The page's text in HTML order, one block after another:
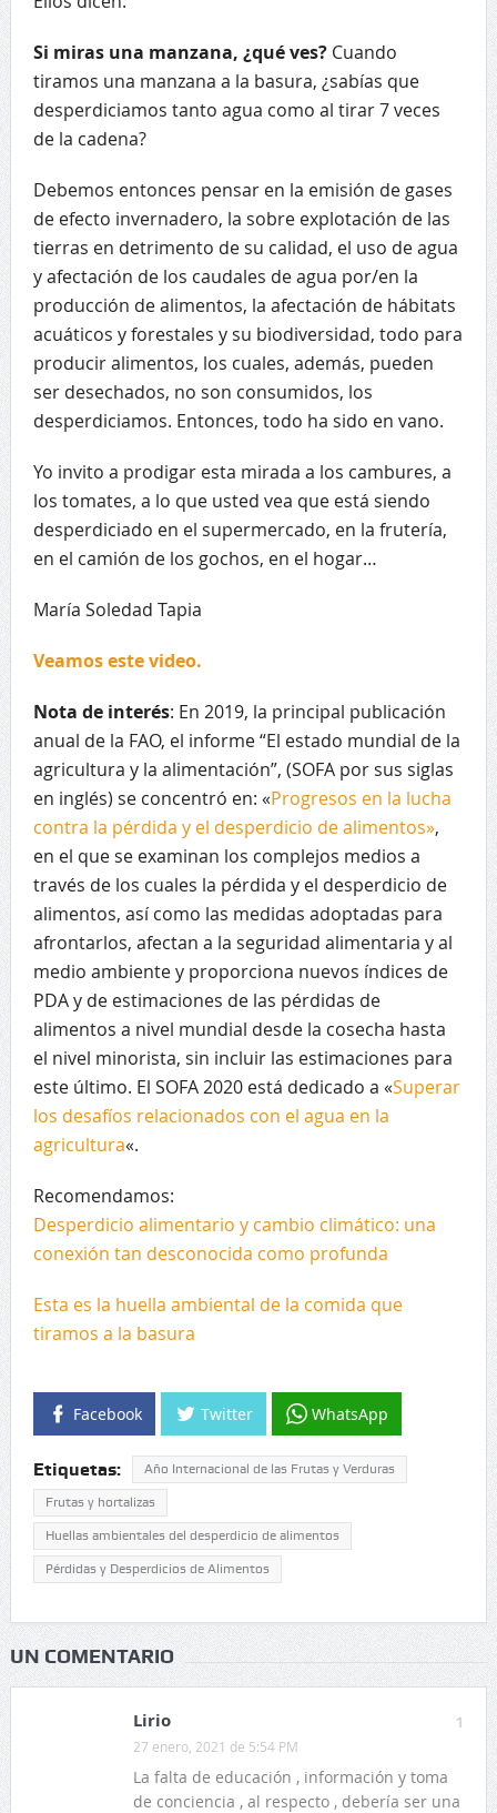
Si miras una manzana, ¿qué ves? Cuando
tiramos una manzana a la basura, ¿sabías que
desperdiciamos tanto agua como al tirar 7 veces
de la cadena?
Debemos entonces pensar en la emisión de gases
de efecto invernadero, la sobre explotación de las
tierras en detrimento de su calidad, el uso de agua
y afectación de los caudales de agua por/en la
producción de alimentos, la afectación de hábitats
acuáticos y forestales y su biodiversidad, todo para
producir alimentos, los cuales, además, pueden
ser desechados, no son consumidos, los
desperdiciamos. Entonces, todo ha sido en vano.
Yo invito a prodigar esta mirada a los cambures, a
los tomates, a lo que usted vea que está siendo
desperdiciado en el supermercado, en la frutería,
en el camión de los gochos, en el hogar…
María Soledad Tapia
Veamos este video.
Nota de interés: En 2019, la principal publicación
anual de la FAO, el informe “El estado mundial de la
agricultura y la alimentación”, (SOFA por sus siglas
en inglés) se concentró en: «Progresos en la lucha
contra la pérdida y el desperdicio de alimentos»,
en el que se examinan los complejos medios a
través de los cuales la pérdida y el desperdicio de
alimentos, así como las medidas adoptadas para
afrontarlos, afectan a la seguridad alimentaria y al
medio ambiente y proporciona nuevos índices de
PDA y de estimaciones de las pérdidas de
alimentos a nivel mundial desde la cosecha hasta
el nivel minorista, sin incluir las estimaciones para
este último. El SOFA 2020 está dedicado a «Superar
los desafíos relacionados con el agua en la
agricultura«.
Recomendamos:
Desperdicio alimentario y cambio climático: una
conexión tan desconocida como profunda
Esta es la huella ambiental de la comida que
tiramos a la basura
Facebook Twitter WhatsApp
Etiquetas: Año Internacional de las Frutas y Verduras
Frutas y hortalizas
Huellas ambientales del desperdicio de alimentos
Pérdidas y Desperdicios de Alimentos
UN COMENTARIO
1
Lirio
27 enero, 2021 de 5:54 PM
La falta de educación , información y toma
de conciencia , al respecto , debería ser una